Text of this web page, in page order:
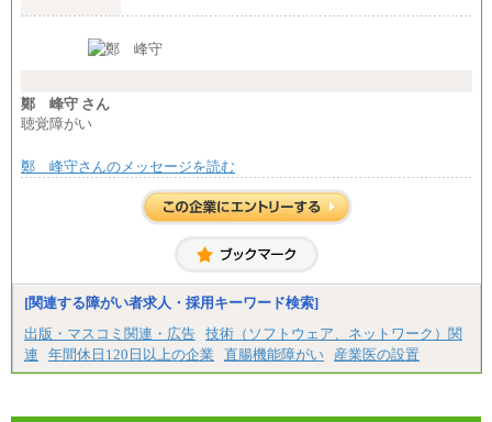
月給370,000円～
ます。
鄭 峰守 さん
聴覚障がい
鄭 峰守さんのメッセージを読む
[関連する障がい者求人・採用キーワード検索]
出版・マスコミ関連・広告 技術（ソフトウェア、ネットワーク）関
連
年間休日120日以上の企業 直腸機能障がい 産業医の設置